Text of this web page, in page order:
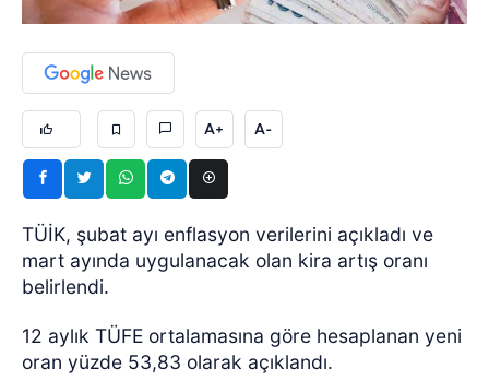
A+ A-
TÜİK, şubat ayı enflasyon verilerini açıkladı ve
mart ayında uygulanacak olan kira artış oranı
belirlendi.
12 aylık TÜFE ortalamasına göre hesaplanan yeni
oran yüzde 53,83 olarak açıklandı.